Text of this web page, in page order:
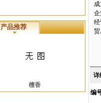
产品推荐
檀香
成
经
详
编